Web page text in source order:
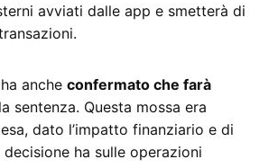
avviati dalle app e smetterà di
ancheconfermato che farà
sentenza. Questa mossa era
dato l’impatto finanziario e di
ha sulle operazioni